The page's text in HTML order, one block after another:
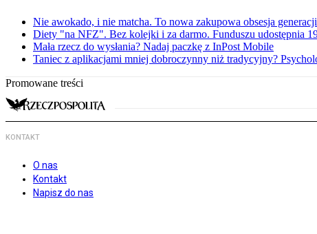
Nie awokado, i nie matcha. To nowa zakupowa obsesja
Diety "na NFZ". Bez kolejki i za darmo. Funduszu udostępnia
Mała rzecz do wysłania? Nadaj paczkę z InPost Mobile
Taniec z aplikacjami mniej dobroczynny niż tradycyjny?
Promowane treści
KONTAKT
O nas
Kontakt
Napisz do nas